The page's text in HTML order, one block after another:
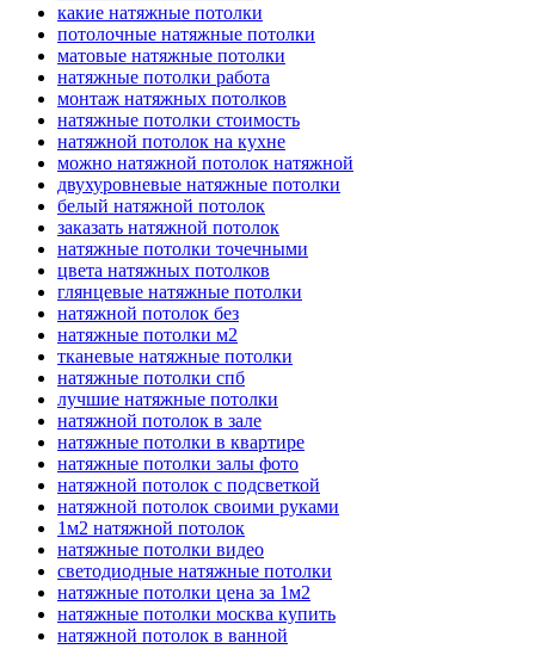
какие натяжные потолки
потолочные натяжные потолки
матовые натяжные потолки
натяжные потолки работа
монтаж натяжных потолков
натяжные потолки стоимость
натяжной потолок на кухне
можно натяжной потолок натяжной
двухуровневые натяжные потолки
белый натяжной потолок
заказать натяжной потолок
натяжные потолки точечными
цвета натяжных потолков
глянцевые натяжные потолки
натяжной потолок без
натяжные потолки м2
тканевые натяжные потолки
натяжные потолки спб
лучшие натяжные потолки
натяжной потолок в зале
натяжные потолки в квартире
натяжные потолки залы фото
натяжной потолок с подсветкой
натяжной потолок своими руками
1м2 натяжной потолок
натяжные потолки видео
светодиодные натяжные потолки
натяжные потолки цена за 1м2
натяжные потолки москва купить
натяжной потолок в ванной